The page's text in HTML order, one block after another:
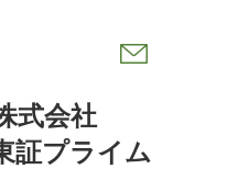
式会社
証プライム